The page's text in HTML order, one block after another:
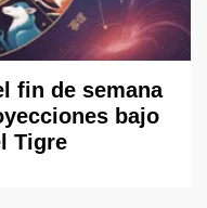
fin de semana
bajo
Tigre